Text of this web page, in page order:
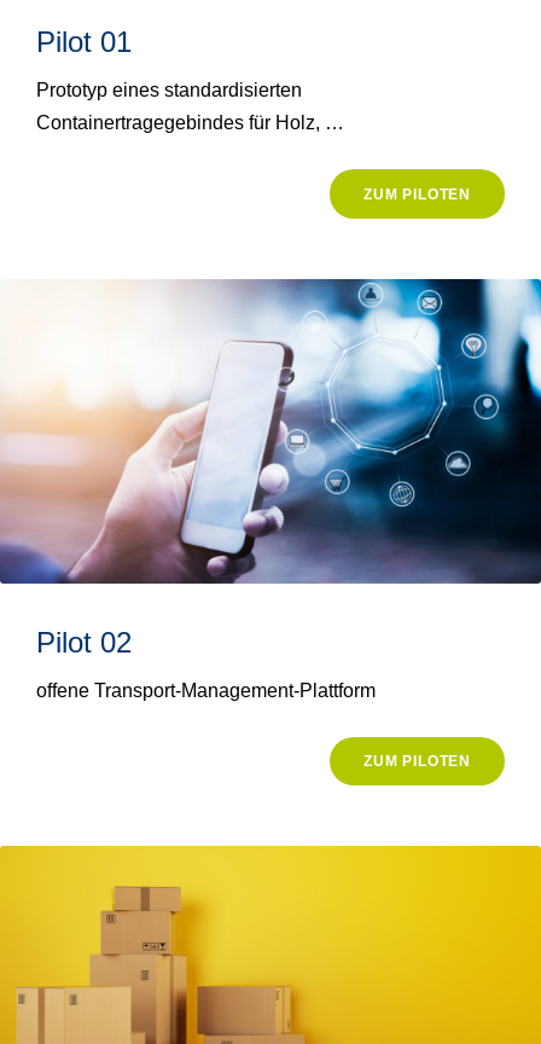
Pilot 01
Prototyp eines standardisierten
Containertragegebindes für Holz, …
ZUM PILOTEN
Pilot 02
offene Transport-Management-Plattform
ZUM PILOTEN